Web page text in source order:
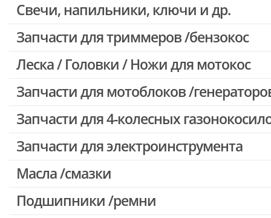
Свечи, напильники, ключи и др.
Запчасти для триммеров /бензокос
Запчасти для Китайских триммеров
Леска / Головки / Ножи для мотокос
Запчасти для мотоблоков /
Запчасти для 4-колесных
Запчасти для электроинструмента
Двигатели, редукторы для шуруповертов
Выключатели, переключатели
Масла /смазки
Подшипники /ремни